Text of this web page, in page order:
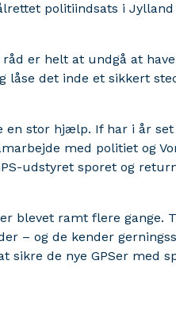
politiindsats i Jylland
er helt at undgå at
det inde et sikkert
en stor hjælp. If har i år
med politiet og
udstyret sporet og
blevet ramt flere gange.
– og de kender
de nye GPSer med